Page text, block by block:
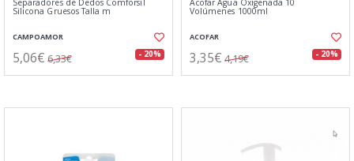
Separadores de Dedos Comforsil
Silicona Gruesos Talla m
CAMPOAMOR
5,06€ 6,33€ - 20%
Acofar Agua Oxigenada 10
Volúmenes 1000ml
ACOFAR
3,35€ 4,19€ - 20%